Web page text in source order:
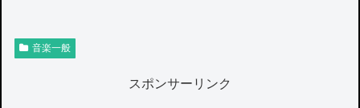
音楽一般
スポンサーリンク